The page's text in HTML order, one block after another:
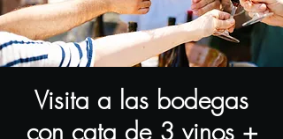
Visita a las bodegas
con cata de 3 vinos +